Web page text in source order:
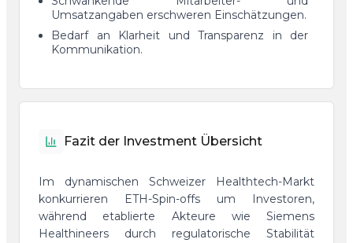
Umsatzangaben erschweren Einschätzungen.
Bedarf an Klarheit und Transparenz in der
Kommunikation.
Fazit der Investment Übersicht
Im dynamischen Schweizer Healthtech-Markt
konkurrieren ETH-Spin-offs um Investoren,
während etablierte Akteure wie Siemens
Healthineers durch regulatorische Stabilität